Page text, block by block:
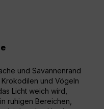
und Savannenrand
und Vögeln
Licht weich wird,
ruhigen Bereichen,